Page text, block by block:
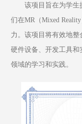
该项目旨在为学
们在MR（Mixed
力。该项目将有效地
硬件设备、开发工具
领域的学习和实践。